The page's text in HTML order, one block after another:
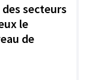
secteurs
le
de